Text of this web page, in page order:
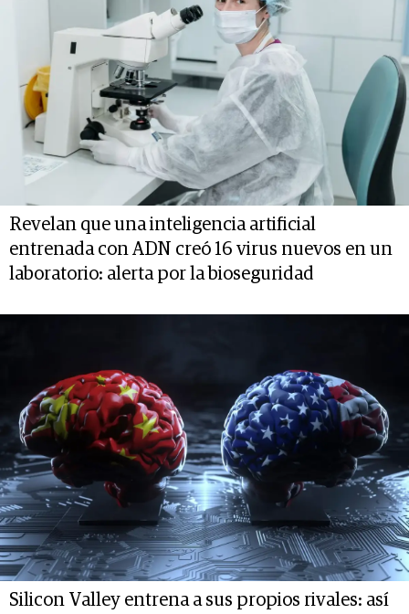
Revelan que una inteligencia artificial
entrenada con ADN creó 16 virus nuevos en un
laboratorio: alerta por la bioseguridad
Silicon Valley entrena a sus propios rivales: así